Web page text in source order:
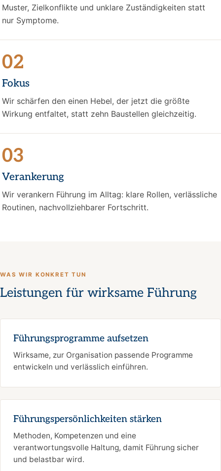
Muster, Zielkonflikte und unklare Zuständigkeiten statt
nur Symptome.
02
Fokus
Wir schärfen den einen Hebel, der jetzt die größte
Wirkung entfaltet, statt zehn Baustellen gleichzeitig.
03
Verankerung
Wir verankern Führung im Alltag: klare Rollen, verlässliche
Routinen, nachvollziehbarer Fortschritt.
WAS WIR KONKRET TUN
Leistungen für wirksame Führung
Führungsprogramme aufsetzen
Wirksame, zur Organisation passende Programme
entwickeln und verlässlich einführen.
Führungspersönlichkeiten stärken
Methoden, Kompetenzen und eine
verantwortungsvolle Haltung, damit Führung sicher
und belastbar wird.